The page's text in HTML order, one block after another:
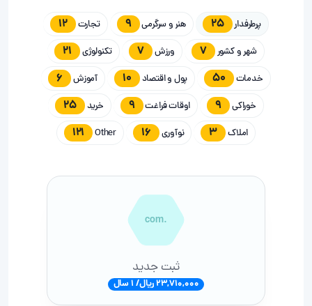
پرطرفدار 25 هنر و سرگرمی 9 تجارت 12
شهر و کشور 7 ورزش 7 تکنولوژی 21
خدمات 50 پول و اقتصاد 10 آموزش 6
خوراکی 9 اوقات فراغت 9 خرید 25
املاک 3 نوآوری 16
Other
121
.com
ثبت جدید
23,710,000 ریال/ 1 سال